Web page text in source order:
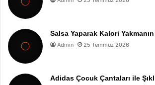
Salsa Yaparak Kalori
Admin 25 Temmuz 2026
Adidas Çocuk Çantaları ile